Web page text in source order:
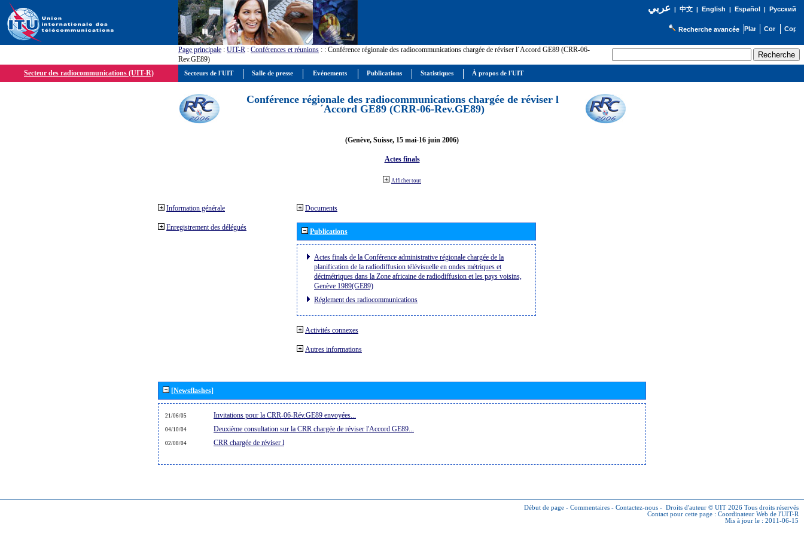
عربي| 中文| English | Español | Русский
Recherche avancée
Page principale : UIT-R : Conférences et réunions : : Conférence régionale des radiocommunications chargée de réviser l´Accord GE89 (CRR-06-
Rev.GE89)
Secteur des radiocommunications (UIT-R)
Conférence régionale des radiocommunications chargée de réviser l
´Accord GE89 (CRR-06-Rev.GE89)
(Genève, Suisse, 15 mai-16 juin 2006)
Actes finals
Afficher tout
Information générale
Enregistrement des délégués
Documents
Publications
Actes finals de la Conférence administrative régionale chargée de la
planification de la radiodiffusion télévisuelle en ondes métriques et
décimétriques dans la Zone africaine de radiodiffusion et les pays voisins,
Genève 1989(GE89)
Réglement des radiocommunications
Activités connexes
Autres informations
[Newsflashes]
21/06/05 Invitations pour la CRR-06-Rév.GE89 envoyées...
04/10/04 Deuxième consultation sur la CRR chargée de réviser l'Accord GE89...
02/08/04 CRR chargée de réviser l
Début de page - Commentaires - Contactez-nous - Droits d'auteur © UIT 2026 Tous droits réservés
Contact pour cette page : Coordinateur Web de l'UIT-R
Mis à jour le : 2011-06-15
Secteurs de l'UIT Salle de presse Evénements Publications Statistiques À propos de l'UIT